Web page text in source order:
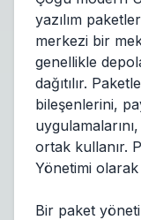
yazılım
merkezi bir
genellikle
dağıtılır.
bileşenlerini,
ortak kullanır.
Yönetimi olarak
Bir paket